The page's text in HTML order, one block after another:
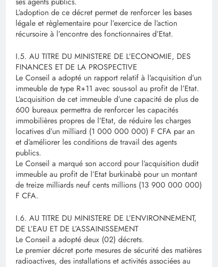
L’adoption de ce décret permet de renforcer les bases
légale et règlementaire pour l’exercice de l’action
récursoire à l’encontre des fonctionnaires d’Etat.
I.5. AU TITRE DU MINISTERE DE L’ECONOMIE, DES
FINANCES ET DE LA PROSPECTIVE
Le Conseil a adopté un rapport relatif à l’acquisition d’un
immeuble de type R+11 avec sous-sol au profit de l’Etat.
L’acquisition de cet immeuble d’une capacité de plus de
600 bureaux permettra de renforcer les capacités
immobilières propres de l’Etat, de réduire les charges
locatives d’un milliard (1 000 000 000) F CFA par an
et d’améliorer les conditions de travail des agents
publics.
Le Conseil a marqué son accord pour l’acquisition dudit
immeuble au profit de l’Etat burkinabè pour un montant
de treize milliards neuf cents millions (13 900 000 000)
F CFA.
I.6. AU TITRE DU MINISTERE DE L’ENVIRONNEMENT,
DE L’EAU ET DE L’ASSAINISSEMENT
Le Conseil a adopté deux (02) décrets.
Le premier décret porte mesures de sécurité des matières
radioactives, des installations et activités associées au